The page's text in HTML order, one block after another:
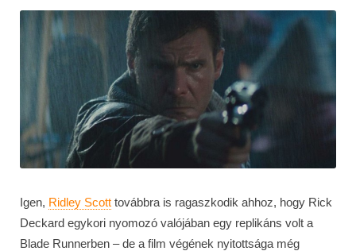
Igen, Ridley Scott továbbra is ragaszkodik ahhoz, hogy Rick
Deckard egykori nyomozó valójában egy replikáns volt a
Blade Runnerben – de a film végének nyitottsága még